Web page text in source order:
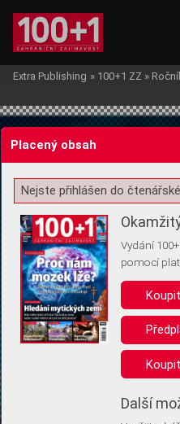
Žádost o souhlas s
Pro základní fungování webu
(tzv. cookies apod.). Rádi bychom
uložením volitelných informací:
Anonymní unikátní ID
Díky němu příště poznáme, že se
Identifikátor je zcela anonymní.
Extra Publishing » 100+1 ZZ »
Placený obsah
Nejste přihlášen do
Vydání
pomocí
Další